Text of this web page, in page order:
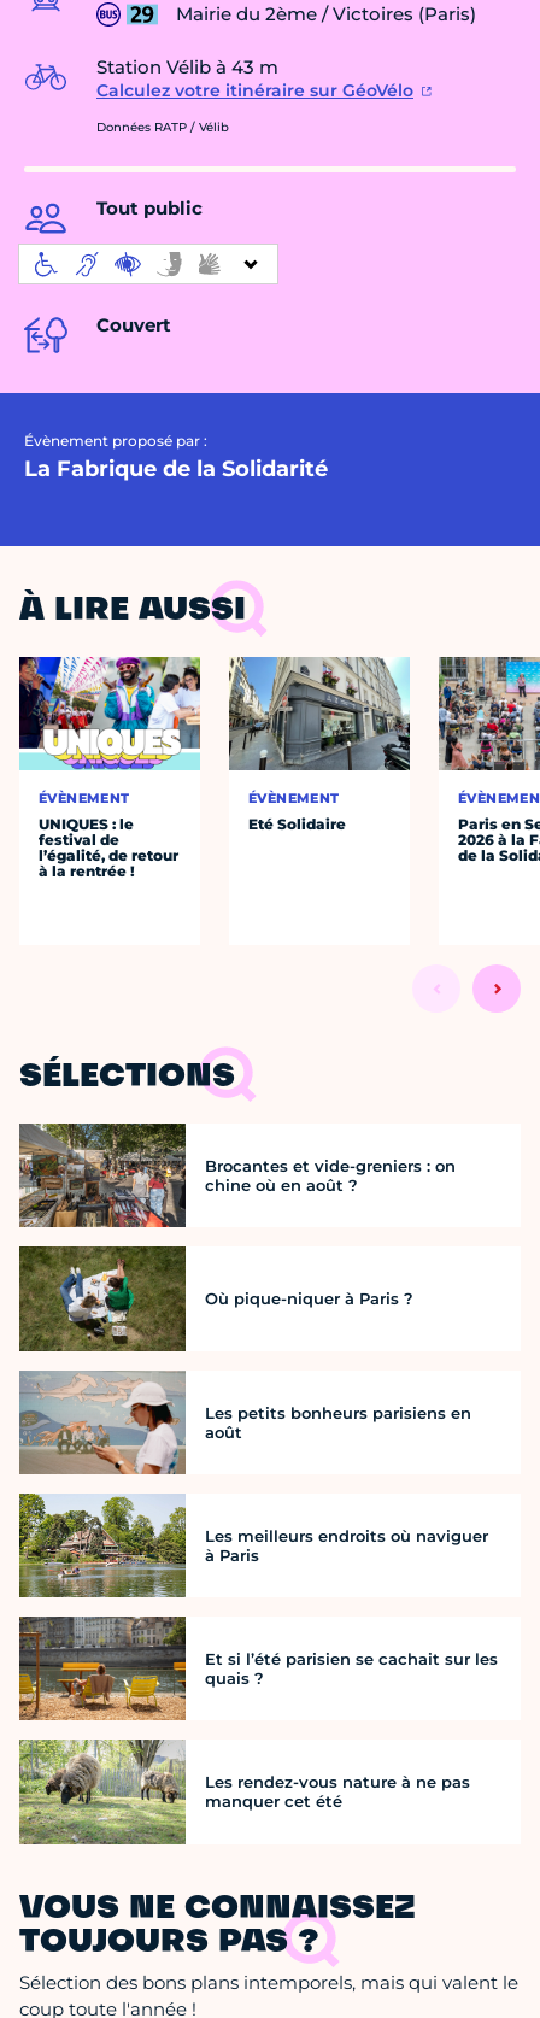
Mairie du 2ème / Victoires (Paris)
Station Vélib à 43 m
Calculez votre itinéraire sur GéoVélo
Données RATP / Vélib
Tout public
Couvert
Évènement proposé par :
La Fabrique de la Solidarité
À LIRE AUSSI
ÉVÈNEMENT
UNIQUES : le
festival de
l’égalité, de retour
à la rentrée !
ÉVÈNEMENT
Eté Solidaire
Paris en
2026 à la
de la
SÉLECTIONS
Brocantes et vide-greniers : on
chine où en août ?
Où pique-niquer à Paris ?
Les petits bonheurs parisiens en
août
Les meilleurs endroits où naviguer
à Paris
Et si l’été parisien se cachait sur les
quais ?
Les rendez-vous nature à ne pas
manquer cet été
VOUS NE CONNAISSEZ
TOUJOURS PAS ?
Sélection des bons plans intemporels, mais qui valent le
coup toute l'année !